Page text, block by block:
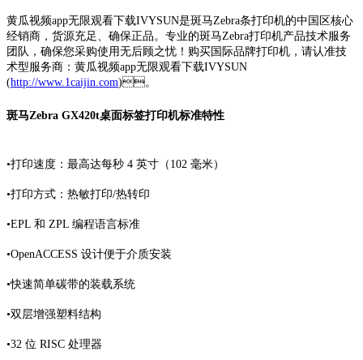
黄瓜视频app无限观看下载IVYSUN是斑马Zebra条打印机的中国区核心
经销商，货源充足、确保正品。专业的斑马Zebra打印机产品技术服务
团队，确保您采购使用无后顾之忧！购买国际品牌打印机，请认准技
术型服务商：黄瓜视频app无限观看下载IVYSUN
(http://www.1caijin.com)。
斑马Zebra GX420t桌面标签打印机标准特性
•打印速度：最高达每秒 4 英寸（102 毫米）
•打印方式：热敏打印/热转印
•EPL 和 ZPL 编程语言标准
•OpenACCESS 设计便于介质安装
•快速简单碳带的装载系统
•双层增强塑料结构
•32 位 RISC 处理器